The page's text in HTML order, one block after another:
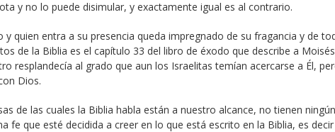
y no lo puede disimular, y exactamente igual es al contrario.
quien entra a su presencia queda impregnado de su fragancia y de
de la Biblia es el capítulo 33 del libro de éxodo que describe a
resplandecía al grado que aun los Israelitas temían acercarse a Él,
Dios.
de las cuales la Biblia habla están a nuestro alcance, no tienen
fe que esté decidida a creer en lo que está escrito en la Biblia, es